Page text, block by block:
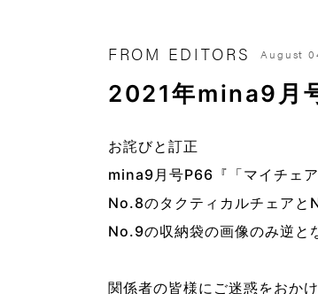
FROM EDITORS August
2021年mina9月
お詫びと訂正
mina9月号P66『「マイチェ
No.8のタクティカルチェアと
No.9の収納袋の画像のみ逆と
関係者の皆様にご迷惑をおか